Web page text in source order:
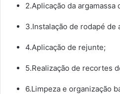
2.Aplicação da argamassa
3.Instalação de rodapé de
4.Aplicação de rejunte;
5.Realização de recortes
6.Limpeza e organização